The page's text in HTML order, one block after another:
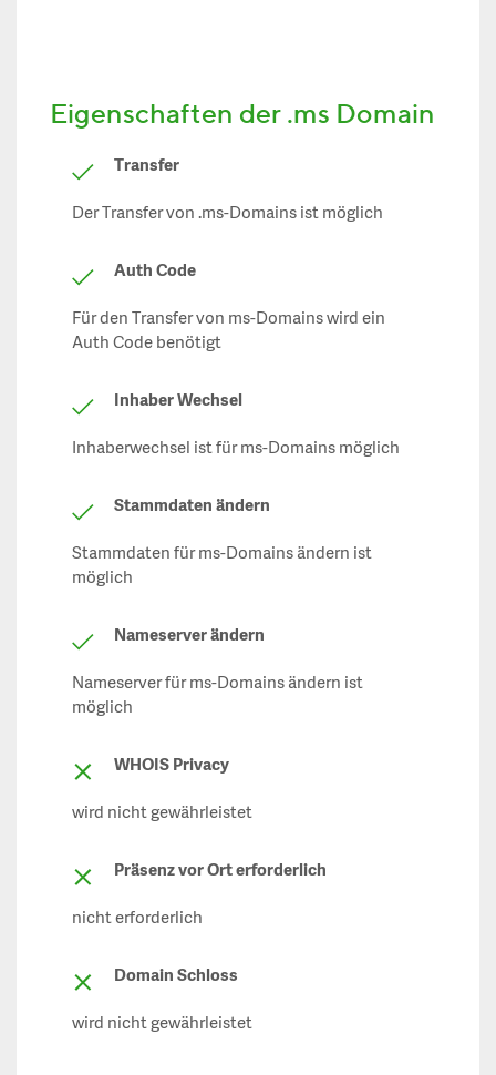
Eigenschaften der .ms Domain
Transfer
Der Transfer von .ms-Domains ist möglich
Auth Code
Für den Transfer von ms-Domains wird ein
Auth Code benötigt
Inhaber Wechsel
Inhaberwechsel ist für ms-Domains möglich
Stammdaten ändern
Stammdaten für ms-Domains ändern ist
möglich
Nameserver ändern
Nameserver für ms-Domains ändern ist
möglich
WHOIS Privacy
wird nicht gewährleistet
Präsenz vor Ort erforderlich
nicht erforderlich
Domain Schloss
wird nicht gewährleistet